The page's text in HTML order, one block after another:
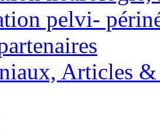
pelvi-
Articles